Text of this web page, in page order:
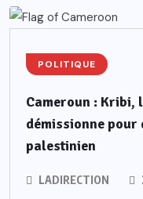
POLITIQUE
Cameroun : Kribi,
démissionne
palestinien
LADIRECTION